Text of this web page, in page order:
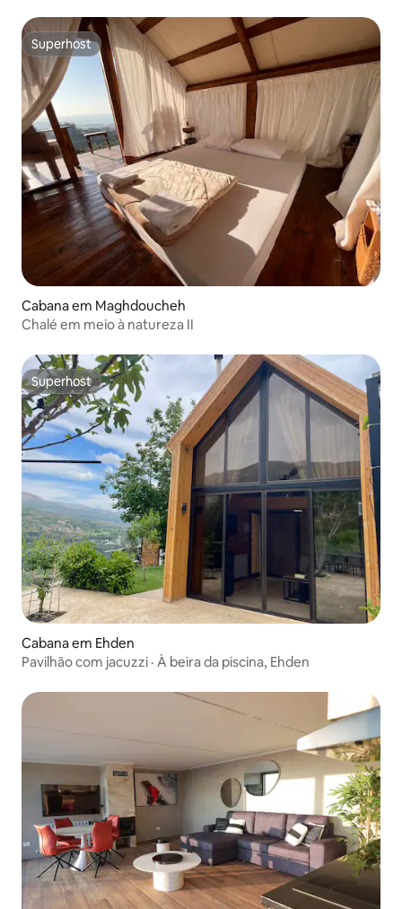
Superhost
Superhost
Cabana em Maghdoucheh
Chalé em meio à natureza II
Superhost
Superhost
Cabana em Ehden
Pavilhão com jacuzzi · À beira da piscina, Ehden